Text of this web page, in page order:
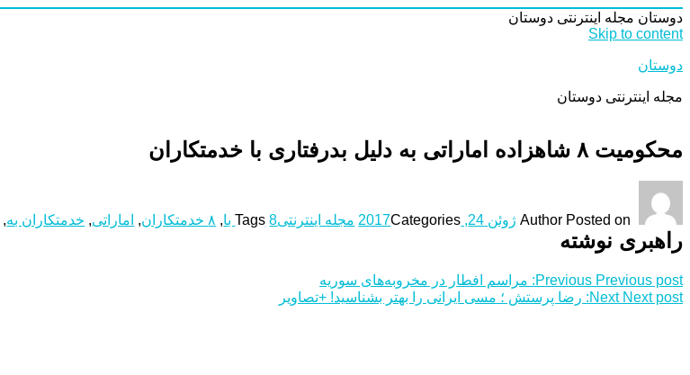
دوستان مجله اینترنتی دوستان
Skip to content
دوستان
مجله اینترنتی دوستان
محکومیت ۸ شاهزاده اماراتی به دلیل بدرفتاری با خدمتکاران
Author Posted on ژوئن 24, 2017 Categories مجله اینترنتی Tags8 با , ۸ خدمتکاران , اماراتی, خدمتکاران به,
راهبری نوشته
Previous Previous post:
مراسم افطار در مخروبه‌های سوریه
Next Next post:
رضا پرستش ؛ مسی ایرانی را بهتر بشناسید! +تصاویر